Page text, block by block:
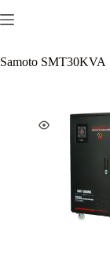
Samoto SMT30KVA